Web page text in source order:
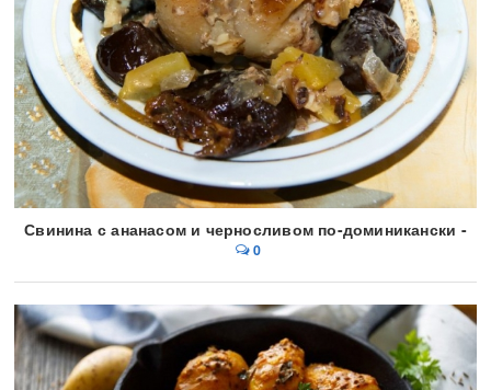
Свинина с ананасом и черносливом по-доминикански -
0